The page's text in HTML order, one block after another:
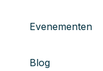
Evenementen
Blog